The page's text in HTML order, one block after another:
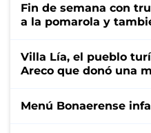
Fin de semana con
a la pomarola y
Villa Lía, el pueblo
Areco que donó una
Menú Bonaerense